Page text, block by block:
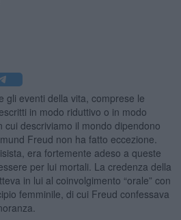
gli eventi della vita, comprese le
in modo riduttivo o in modo
cui descriviamo il mondo dipendono
Freud non ha fatto eccezione.
era fortemente adeso a queste
per lui mortali. La credenza della
in lui al coinvolgimento “orale” con
femminile, di cui Freud confessava